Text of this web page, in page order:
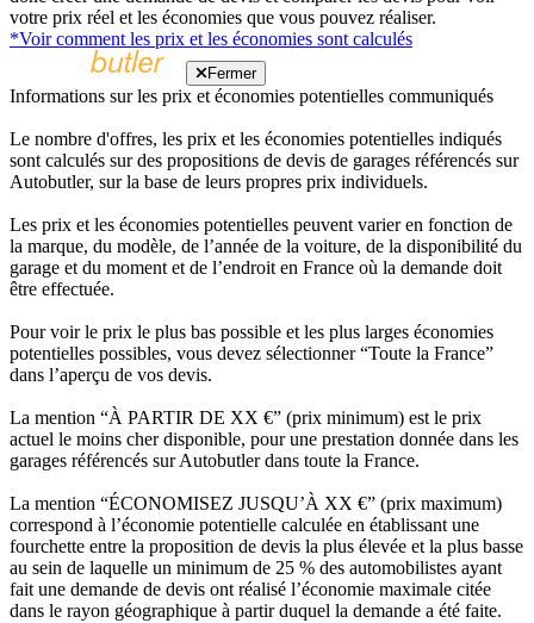
votre prix réel et les économies que vous pouvez réaliser.
*Voir comment les prix et les économies sont calculés
Fermer
Informations sur les prix et économies potentielles communiqués
Le nombre d'offres, les prix et les économies potentielles indiqués
sont calculés sur des propositions de devis de garages référencés sur
Autobutler, sur la base de leurs propres prix individuels.
Les prix et les économies potentielles peuvent varier en fonction de
la marque, du modèle, de l’année de la voiture, de la disponibilité du
garage et du moment et de l’endroit en France où la demande doit
être effectuée.
Pour voir le prix le plus bas possible et les plus larges économies
potentielles possibles, vous devez sélectionner “Toute la France”
dans l’aperçu de vos devis.
La mention “À PARTIR DE XX €” (prix minimum) est le prix
actuel le moins cher disponible, pour une prestation donnée dans les
garages référencés sur Autobutler dans toute la France.
La mention “ÉCONOMISEZ JUSQU’À XX €” (prix maximum)
correspond à l’économie potentielle calculée en établissant une
fourchette entre la proposition de devis la plus élevée et la plus basse
au sein de laquelle un minimum de 25 % des automobilistes ayant
fait une demande de devis ont réalisé l’économie maximale citée
dans le rayon géographique à partir duquel la demande a été faite.